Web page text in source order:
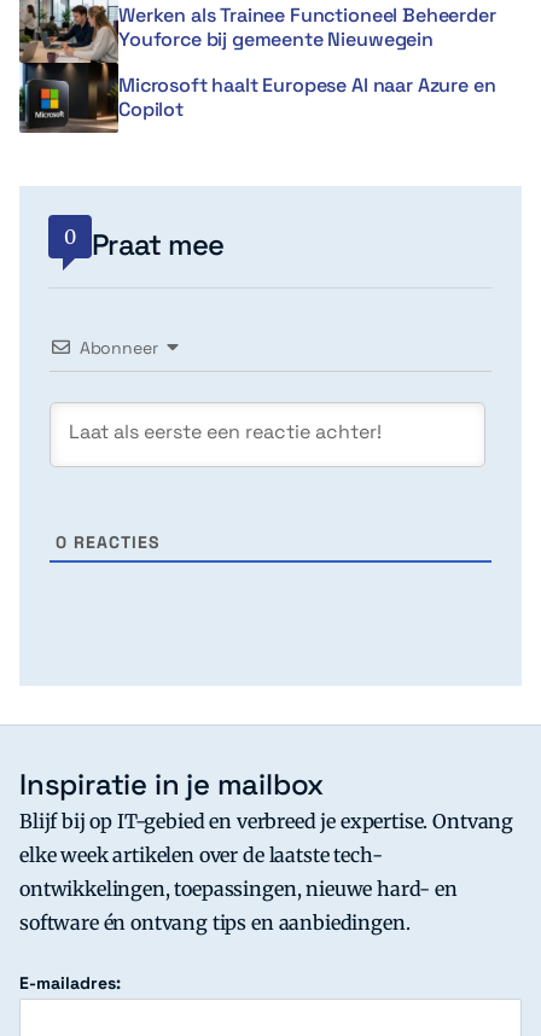
Werken als Trainee Functioneel Beheerder
Youforce bij gemeente Nieuwegein
Microsoft haalt Europese AI naar Azure en
Copilot
0 Praat mee
Abonneer
0 REACTIES
Inspiratie in je mailbox
Blijf bij op IT-gebied en verbreed je expertise. Ontvang
elke week artikelen over de laatste tech-
ontwikkelingen, toepassingen, nieuwe hard- en
software én ontvang tips en aanbiedingen.
E-mailadres: